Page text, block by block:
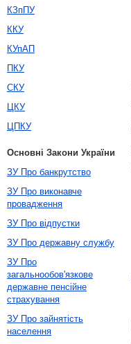
КЗпПУ
ККУ
КУпАП
ПКУ
СКУ
ЦКУ
ЦПКУ
Основні Закони України
ЗУ Про банкрутство
ЗУ Про виконавче
провадження
ЗУ Про відпустки
ЗУ Про державну службу
ЗУ Про
загальнообов'язкове
державне пенсійне
страхування
ЗУ Про зайнятість
населення